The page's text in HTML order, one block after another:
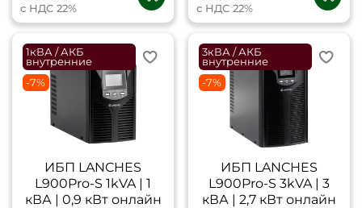
с НДС 22% с НДС 22%
1кВА / АКБ
внутренние
-7%
ИБП LANCHES
L900Pro-S 1kVA | 1
кВА | 0,9 кВт онлайн
3кВА / АКБ
внутренние
-7%
ИБП LANCHES
L900Pro-S 3kVA | 3
кВА | 2,7 кВт онлайн